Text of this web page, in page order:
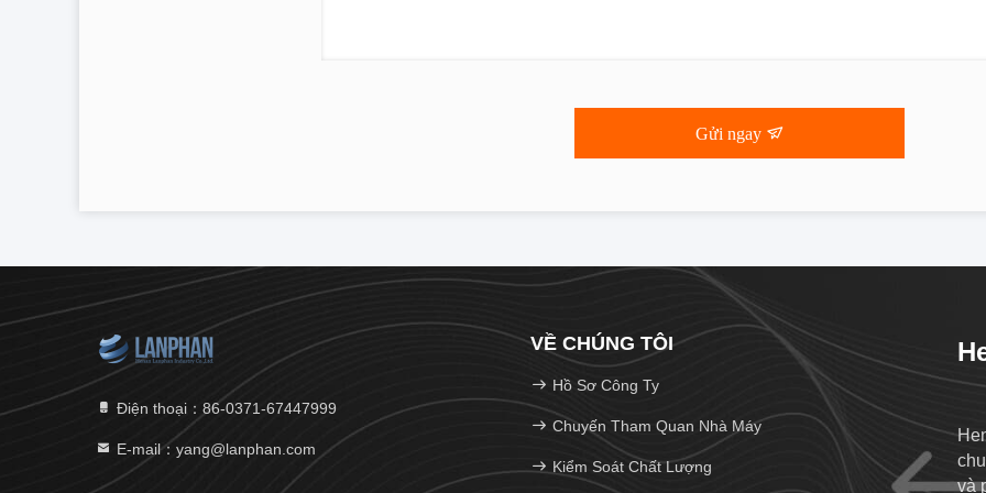
Gửi ngay
Điện thoại：86-0371-67447999
E-mail：yang@lanphan.com
VỀ CHÚNG TÔI
Hồ Sơ Công Ty
Chuyến Tham Quan Nhà Máy
Kiểm Soát Chất Lượng
và